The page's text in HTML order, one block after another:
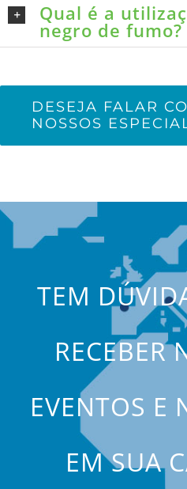
Qual é a
negro de fumo?
DESEJA FALAR
NOSSOS
TEM
RECEBER
EVENTOS E
EM SUA